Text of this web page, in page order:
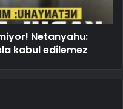
Netanyahu:
kabul edilemez